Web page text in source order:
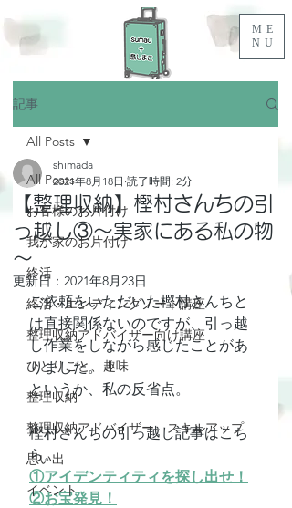
ME
NU
記事
All Posts
お客様のお片付け
我が家のお片付け
終活
終活・エンディングノート講座
整理収納アドバイザー向け講座
ひとりごと、趣味
整理収納
整理収納アドバイザー スキルアップ
思い出
イベント
All Posts
【整理収納】樫村さんちの引
っ越し③～実家にある私の物
～
shimada
2021年8月18日 読了時間: 2分
更新日： 2021年8月23日
ご依頼をいただいた樫村さんちと
は直接関係ないのですが、引っ越
し作業をしながら感じたことがあ
りました。
というか、私の反省点。
樫村さんちの引っ越し記事はこち
ら。
①アイデンティティを探し出せ！
②お宝発見！